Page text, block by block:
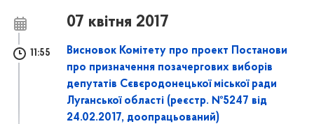
07 квітня 2017
11:55
Висновок Комітету про проект Постанови
про призначення позачергових виборів
депутатів Сєвєродонецької міської ради
Луганської області (реєстр. №5247 від
24.02.2017, доопрацьований)